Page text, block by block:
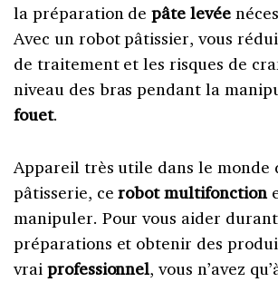
la préparation depâte levée
Avec un robot pâtissier, vous
de traitement et les risques de
niveau des bras pendant la
fouet.
Appareil très utile dans le monde
pâtisserie, cerobot multifonction
manipuler. Pour vous aider
préparations et obtenir des
vrai professionnel, vous n’avez